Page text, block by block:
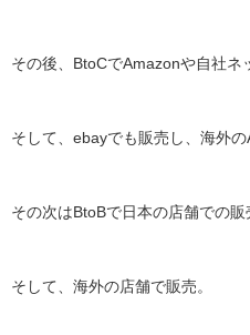
その後、BtoCでAmazonや自社ネ
そして、ebayでも販売し、海外の
その次はBtoBで日本の店舗での販
そして、海外の店舗で販売。